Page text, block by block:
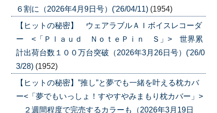
６割に（2026年4月9日号）('26/04/11) (1954)
【ヒットの秘密】 ウェアラブルＡＩボイスレコーダ
ー <「Ｐｌａｕｄ ＮｏｔｅＰｉｎ Ｓ」> 世界累
計出荷台数１００万台突破（2026年3月26日号）('26/0
3/28) (1952)
【ヒットの秘密】”推し”と夢でも一緒を叶える枕カバ
ー<「夢でもいっしょ！すやすやみまもり枕カバー」>
２週間程度で完売するカラーも（2026年3月19日